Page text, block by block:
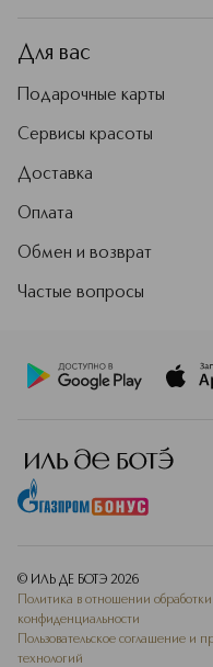
Для вас
Подарочные карты
Сервисы красоты
Доставка
Оплата
Обмен и возврат
Частые вопросы
© ИЛЬ ДЕ БОТЭ 2026
Политика в отношении
конфиденциальности
Пользовательское соглашение
технологий